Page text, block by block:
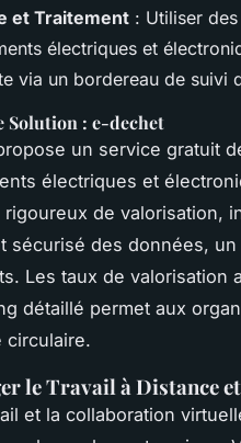
et Traitement : Utiliser
électriques et
via un bordereau de suivi
Solution : e-dechet
un service gratuit
électriques et
de valorisation,
sécurisé des données,
Les taux de valorisation
détaillé permet aux
circulaire.
le Travail à Distance
et la collaboration